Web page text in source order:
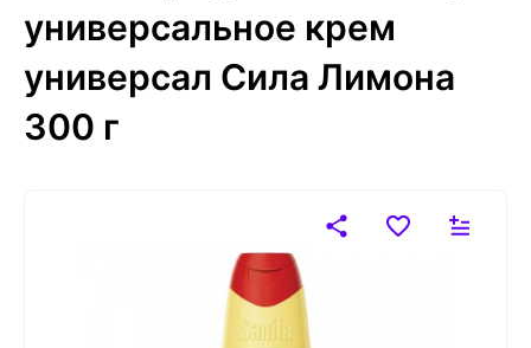
универсальное крем
универсал Сила Лимона
300 г